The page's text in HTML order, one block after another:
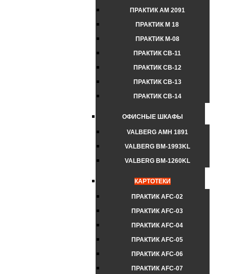
ПРАКТИК AM 2091
ПРАКТИК М 18
ПРАКТИК М-08
ПРАКТИК СВ-11
ПРАКТИК СВ-12
ПРАКТИК СВ-13
ПРАКТИК СВ-14
ОФИСНЫЕ ШКАФЫ
VALBERG AMH 1891
VALBERG BM-1993KL
VALBERG BM-1260KL
КАРТОТЕКИ
ПРАКТИК AFC-02
ПРАКТИК AFC-03
ПРАКТИК AFC-04
ПРАКТИК AFC-05
ПРАКТИК AFC-06
ПРАКТИК AFC-07